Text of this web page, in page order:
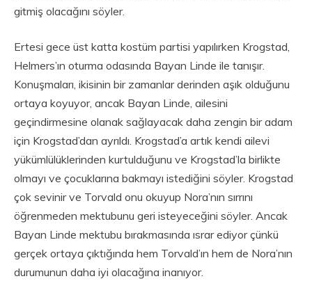
gitmiş olacağını söyler.
Ertesi gece üst katta kostüm partisi yapılırken Krogstad,
Helmers’ın oturma odasında Bayan Linde ile tanışır.
Konuşmaları, ikisinin bir zamanlar derinden aşık olduğunu
ortaya koyuyor, ancak Bayan Linde, ailesini
geçindirmesine olanak sağlayacak daha zengin bir adam
için Krogstad’dan ayrıldı. Krogstad’a artık kendi ailevi
yükümlülüklerinden kurtulduğunu ve Krogstad’la birlikte
olmayı ve çocuklarına bakmayı istediğini söyler. Krogstad
çok sevinir ve Torvald onu okuyup Nora’nın sırrını
öğrenmeden mektubunu geri isteyeceğini söyler. Ancak
Bayan Linde mektubu bırakmasında ısrar ediyor çünkü
gerçek ortaya çıktığında hem Torvald’ın hem de Nora’nın
durumunun daha iyi olacağına inanıyor.